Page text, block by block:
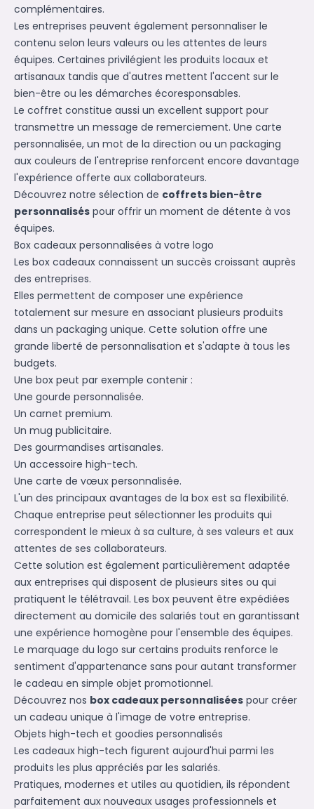
complémentaires.
Les entreprises peuvent également personnaliser le
contenu selon leurs valeurs ou les attentes de leurs
équipes. Certaines privilégient les produits locaux et
artisanaux tandis que d'autres mettent l'accent sur le
bien-être ou les démarches écoresponsables.
Le coffret constitue aussi un excellent support pour
transmettre un message de remerciement. Une carte
personnalisée, un mot de la direction ou un packaging
aux couleurs de l'entreprise renforcent encore davantage
l'expérience offerte aux collaborateurs.
Découvrez notre sélection de coffrets bien-être
personnalisés pour offrir un moment de détente à vos
équipes.
Box cadeaux personnalisées à votre logo
Les box cadeaux connaissent un succès croissant auprès
des entreprises.
Elles permettent de composer une expérience
totalement sur mesure en associant plusieurs produits
dans un packaging unique. Cette solution offre une
grande liberté de personnalisation et s'adapte à tous les
budgets.
Une box peut par exemple contenir :
Une gourde personnalisée.
Un carnet premium.
Un mug publicitaire.
Des gourmandises artisanales.
Un accessoire high-tech.
Une carte de vœux personnalisée.
L'un des principaux avantages de la box est sa flexibilité.
Chaque entreprise peut sélectionner les produits qui
correspondent le mieux à sa culture, à ses valeurs et aux
attentes de ses collaborateurs.
Cette solution est également particulièrement adaptée
aux entreprises qui disposent de plusieurs sites ou qui
pratiquent le télétravail. Les box peuvent être expédiées
directement au domicile des salariés tout en garantissant
une expérience homogène pour l'ensemble des équipes.
Le marquage du logo sur certains produits renforce le
sentiment d'appartenance sans pour autant transformer
le cadeau en simple objet promotionnel.
Découvrez nos box cadeaux personnalisées pour créer
un cadeau unique à l'image de votre entreprise.
Objets high-tech et goodies personnalisés
Les cadeaux high-tech figurent aujourd'hui parmi les
produits les plus appréciés par les salariés.
Pratiques, modernes et utiles au quotidien, ils répondent
parfaitement aux nouveaux usages professionnels et